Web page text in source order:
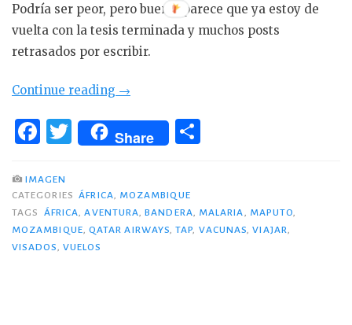
Podría ser peor, pero bueno, parece que ya estoy de
vuelta con la tesis terminada y muchos posts
retrasados por escribir.
Continue reading «Preparando
próxima
→
F
c
e
b
o
T
w
it
te
r
Share
p
ar
IMAGEN
CATEGORIES ÁFRICA
MOZAMBIQUE
TAGS
ÁFRICA ,AVENTURA ,BANDERA MALARIA MAPUTO
MOZAMBIQUE QATAR AIRWAYS ,TAP VACUNAS ,VIAJAR
VISADOS
VUELOS